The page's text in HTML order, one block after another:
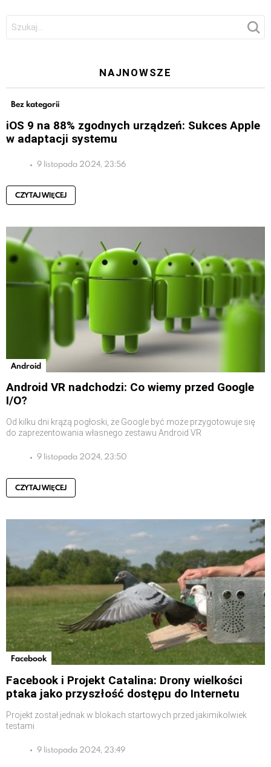
Szukaj:
NAJNOWSZE
Bez kategorii
iOS 9 na 88% zgodnych urządzeń: Sukces Apple
w adaptacji systemu
9 listopada 2024, 23:56
CZYTAJ WIĘCEJ
Android
Android VR nadchodzi: Co wiemy przed Google
I/O?
Od kilku dni krążą pogłoski, że Google być może przygotowuje się
do zaprezentowania własnego zestawu Android VR
9 listopada 2024, 23:50
CZYTAJ WIĘCEJ
Facebook
Facebook i Projekt Catalina: Drony wielkości
ptaka jako przyszłość dostępu do Internetu
Projekt został jednak w blokach startowych przed jakimikolwiek
testami
9 listopada 2024, 23:49